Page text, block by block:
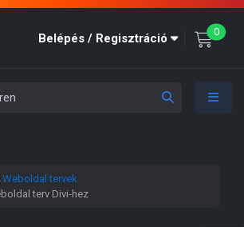
Belépés / Regisztráció 0
Weboldal tervek
terv Divi-hez